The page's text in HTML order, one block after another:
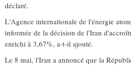
déclaré.
L'Agence internationale de l'énergie
informée de la décision de l'Iran
enrichi à 3,67%, a-t-il ajouté.
Le 8 mai, l'Iran a annoncé que la